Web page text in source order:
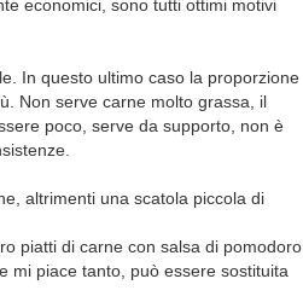
economici, sono tutti ottimi motivi
In questo ultimo caso la proporzione
Non serve carne molto grassa, il
poco, serve da supporto, non è
altrimenti una scatola piccola di
piatti di carne con salsa di pomodoro
mi piace tanto, può essere sostituita